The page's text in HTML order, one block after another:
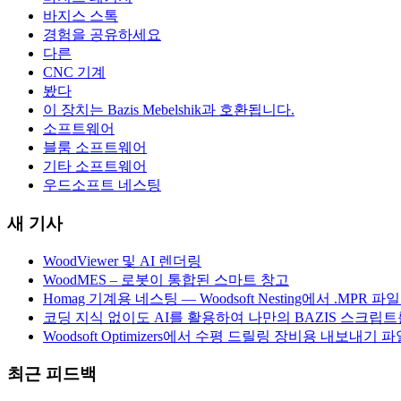
바지스 스톡
경험을 공유하세요
다른
CNC 기계
봤다
이 장치는 Bazis Mebelshik과 호환됩니다.
소프트웨어
블룸 소프트웨어
기타 소프트웨어
우드소프트 네스팅
새 기사
WoodViewer 및 AI 렌더링
WoodMES – 로봇이 통합된 스마트 창고
Homag 기계용 네스팅 — Woodsoft Nesting에서 .MPR 파
코딩 지식 없이도 AI를 활용하여 나만의 BAZIS 스크립
Woodsoft Optimizers에서 수평 드릴링 장비용 내보내기 파
최근 피드백